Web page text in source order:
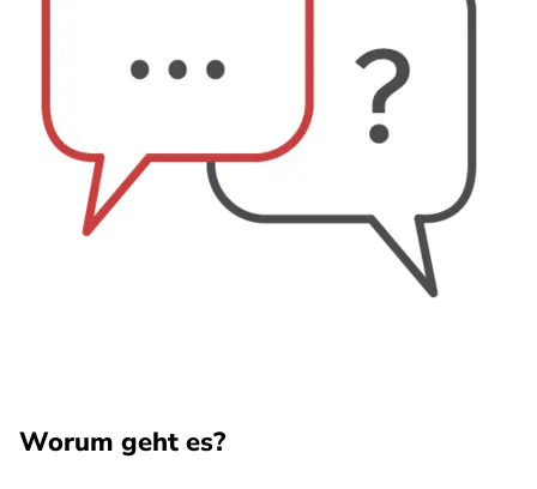
Worum geht es?